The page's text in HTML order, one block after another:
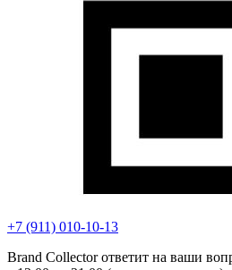
+7 (911) 010-10-13
Brand Collector ответит на ваши